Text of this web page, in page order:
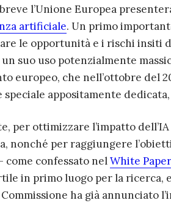
l’Unione Europea
artificiale. Un primo
le opportunità e i rischi insiti
suo uso potenzialmente
europeo, che nell’ottobre del
speciale appositamente
per ottimizzare l’impatto
nonché per raggiungere
come confessato nelWhite
in primo luogo per la ricerca,
ha già annunciato